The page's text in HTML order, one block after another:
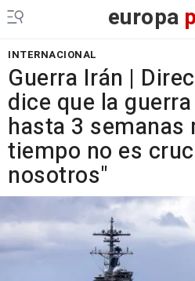
europa
INTERNACIONAL
Guerra Irán |
dice que la
hasta 3 semanas
tiempo no es
nosotros"